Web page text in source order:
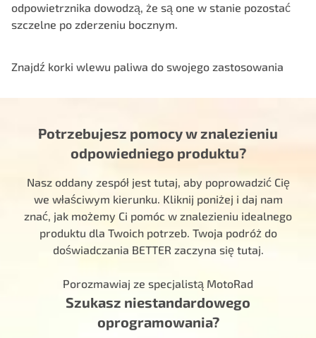
odpowietrznika dowodzą, że są one w stanie pozostać
szczelne po zderzeniu bocznym.
Znajdź korki wlewu paliwa do swojego zastosowania
Potrzebujesz pomocy w znalezieniu
odpowiedniego produktu?
Nasz oddany zespół jest tutaj, aby poprowadzić Cię
we właściwym kierunku. Kliknij poniżej i daj nam
znać, jak możemy Ci pomóc w znalezieniu idealnego
produktu dla Twoich potrzeb. Twoja podróż do
doświadczania BETTER zaczyna się tutaj.
Porozmawiaj ze specjalistą MotoRad
Szukasz niestandardowego
oprogramowania?